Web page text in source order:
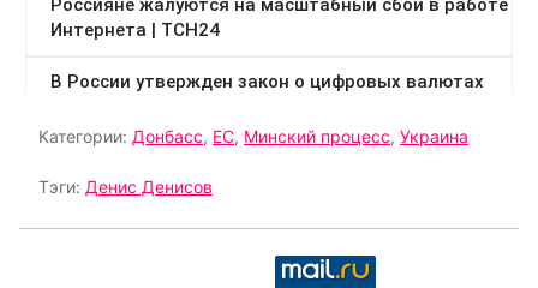
Категории: Донбасс, ЕС, Минский процесс, Украина
Тэги: Денис Денисов